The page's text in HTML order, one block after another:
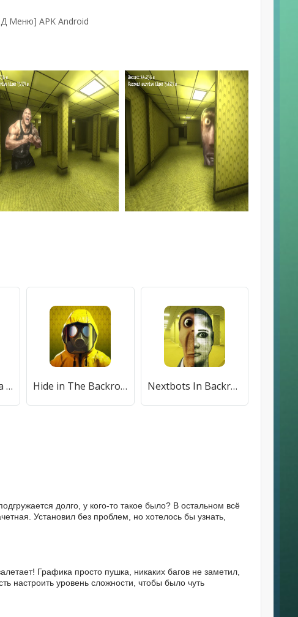
Меню] APK Android
Nextbots: Obunga Chase Rooms (Некстботс) [МОД Все открыто] APK Android Hide in The Backrooms Nextbots (Спрятаться в комнате сзади) [МОД Unlocked] APK Android Nextbots In Backrooms: Shooter (Некстботс в комнатах позади) [МОД Premium] APK Android
долго, у кого-то такое было? В остальном всё
Установил без проблем, но хотелось бы узнать,
Графика просто пушка, никаких багов не заметил,
настроить уровень сложности, чтобы было чуть